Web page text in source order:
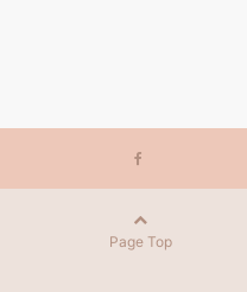
Page Top